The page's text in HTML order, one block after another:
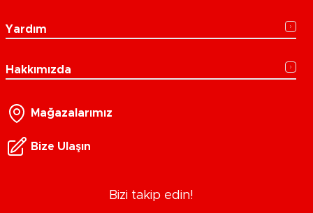
Yardım
Hakkımızda
Mağazalarımız
Bize Ulaşın
Bizi takip edin!